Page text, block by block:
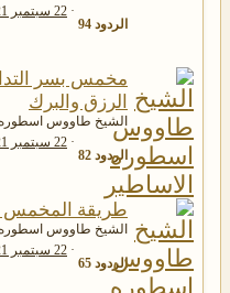
الردود 94
22 سبتمبر 2021
مخمس بسر
الرزق والبرك
الشيخ طاووس اسطوره
الردود 82
22 سبتمبر 2021
طريقة
الشيخ طاووس اسطوره
الردود 65
22 سبتمبر 2021